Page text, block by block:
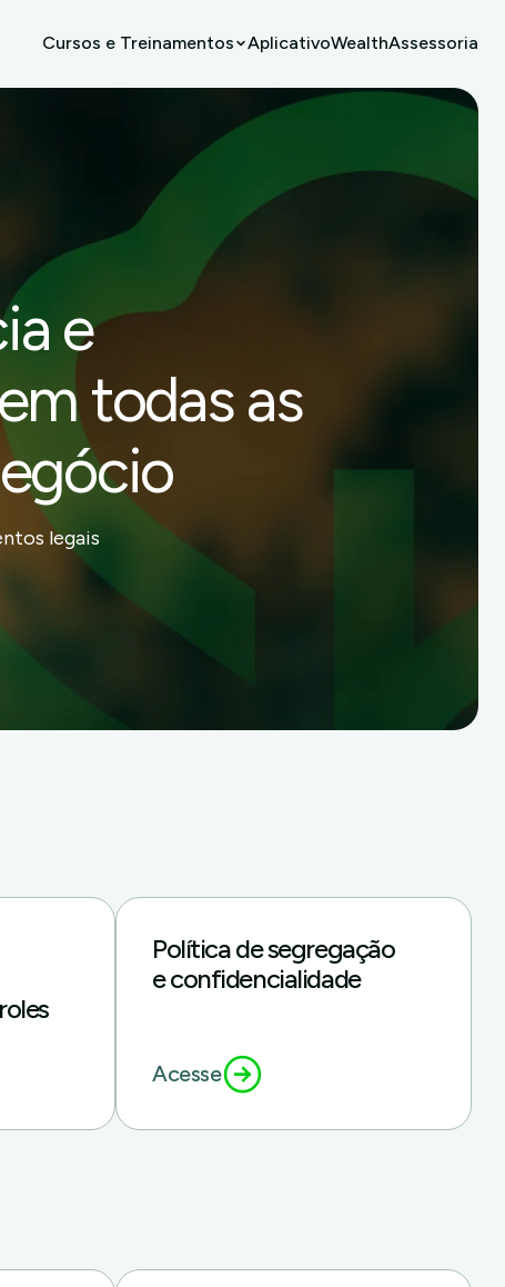
Cursos e Treinamentos AplicativoWealthAssessoria
e
todas as
legais
Política de segregação
e confidencialidade
Acesse